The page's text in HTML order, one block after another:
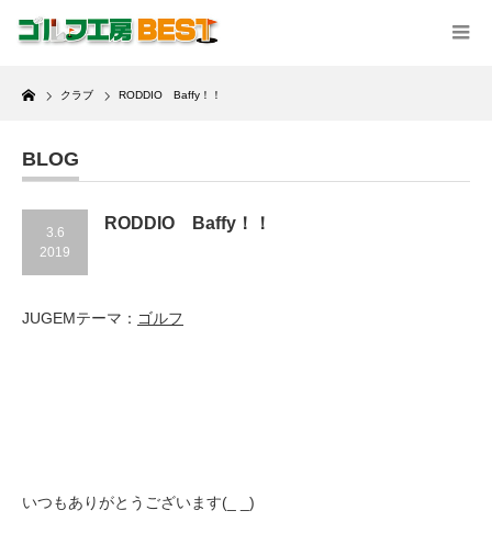
Home
クラブ RODDIO Baffy！！
BLOG
3.6
2019
RODDIO Baffy！！
JUGEMテーマ： ゴルフ
いつもありがとうございます(_ _)